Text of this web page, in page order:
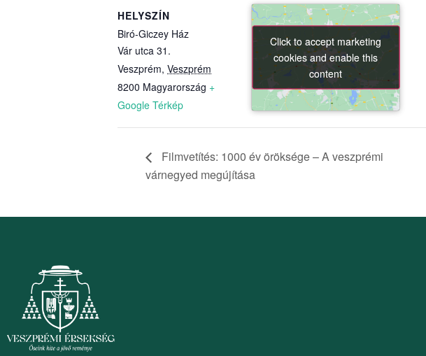
HELYSZÍN
Biró-Giczey Ház
Vár utca 31.
Veszprém, Veszprém
8200 Magyarország +
Google Térkép
Click to accept marketing
cookies and enable this
content
Click to accept marketing
cookies and enable this
content
Filmvetítés: 1000 év öröksége – A veszprémi
várnegyed megújítása